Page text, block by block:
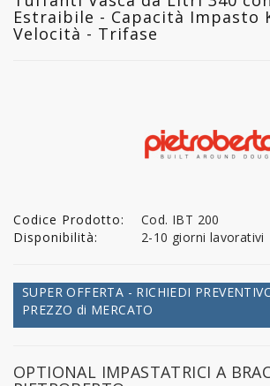
Estraibile - Capacità Impasto
Velocità - Trifase
Codice Prodotto:
Cod. IBT 200
Disponibilità:
2-10 giorni lavorativi
SUPER OFFERTA - RICHIEDI
PREZZO di MERCATO
OPTIONAL IMPASTATRICI A